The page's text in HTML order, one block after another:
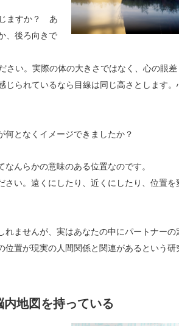
ますか？ あ
、後ろ向きで
さい。実際の体の大きさではなく、心の眼
じられているなら目線は同じ高さとします
何となくイメージできましたか？
んらかの意味のある位置なのです。
い。遠くにしたり、近くにしたり、位置を
ませんが、実はあなたの中にパートナーの
置が現実の人間関係と関連があるという研
地図を持っている